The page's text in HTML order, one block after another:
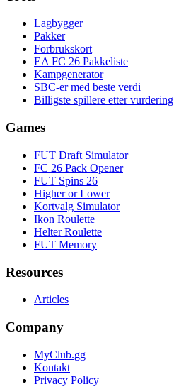
Lagbygger
Pakker
Forbrukskort
EA FC 26 Pakkeliste
Kampgenerator
SBC-er med beste verdi
Billigste spillere etter vurdering
Games
FUT Draft Simulator
FC 26 Pack Opener
FUT Spins 26
Higher or Lower
Kortvalg Simulator
Ikon Roulette
Helter Roulette
FUT Memory
Resources
Articles
Company
MyClub.gg
Kontakt
Privacy Policy